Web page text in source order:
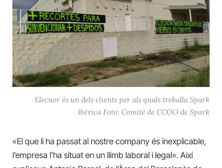
Elecnor és un dels clients per als quals treballa Spark
Ibérica Foto: Comitè de CCOO de Spark
«El que li ha passat al nostre company és inexplicable,
l’empresa l’ha situat en un llimb laboral i legal». Així